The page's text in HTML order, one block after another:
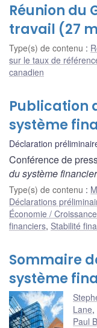
Réunion du
travail (27
Type(s) de contenu :
sur le taux de
canadien
Publication
système
Déclaration
Conférence de
du système financier
Type(s) de contenu :
Déclarations
Économie /
financiers, Stabilité
Sommaire
système
Lane,
Paul